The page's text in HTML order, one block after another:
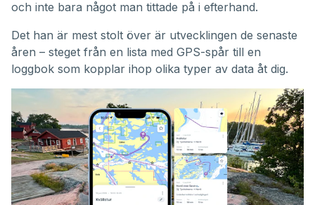
och inte bara något man tittade på i efterhand.
Det han är mest stolt över är utvecklingen de senaste
åren – steget från en lista med GPS-spår till en
loggbok som kopplar ihop olika typer av data åt dig.